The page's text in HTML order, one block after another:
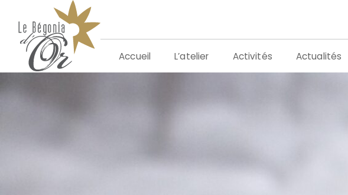
contenu
Accueil L’atelier Activités Actualités